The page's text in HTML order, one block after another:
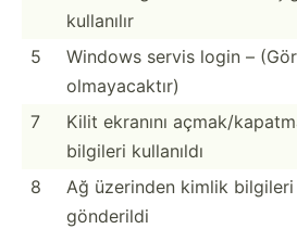
kullanılır
5
Windows servis login –
olmaya­caktır)
7
Kilit ekranını açmak/­
bilgileri kullanıldı
8
Ağ üzerinden kimlik
gönderildi